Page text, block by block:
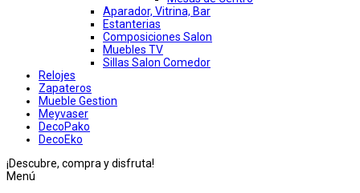
Aparador, Vitrina, Bar
Estanterias
Composiciones Salon
Muebles TV
Sillas Salon Comedor
Relojes
Zapateros
Mueble Gestion
Meyvaser
DecoPako
DecoEko
¡Descubre, compra y disfruta!
Menú